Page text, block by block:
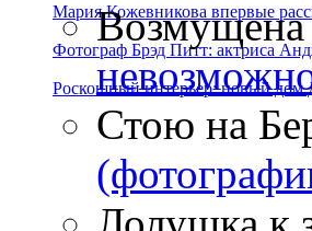
Мария Кожевникова впервые
Фотограф Брэд Питт: актриса
Роскошный интерьер: новый дом
Возмущена
Стою на